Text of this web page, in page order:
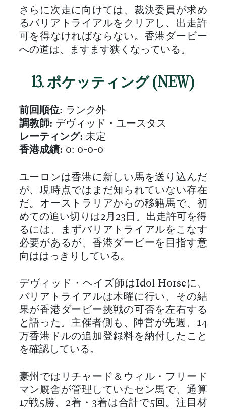
さらに次走に向けては、裁決委員が求め
るバリアトライアルをクリアし、出走許
可を得なければならない。香港ダービー
への道は、ますます狭くなっている。
13. ポケッティング (NEW)
前回順位: ランク外
調教師: デヴィッド・ユースタス
レーティング: 未定
香港成績: 0: 0-0-0
ユーロンは香港に新しい馬を送り込んだ
が、現時点ではまだ知られていない存在
だ。オーストラリアからの移籍馬で、初
めての追い切りは2月23日。出走許可を得
るには、まずバリアトライアルをこなす
必要があるが、香港ダービーを目指す意
向ははっきりしている。
デヴィッド・ヘイズ師はIdol Horseに、
バリアトライアルは木曜に行い、その結
果が香港ダービー挑戦の可否を左右する
と語った。主催者側も、陣営が先週、14
万香港ドルの追加登録料を納付したこと
を確認している。
豪州ではリチャード＆ウィル・フリード
マン厩舎が管理していたセン馬で、通算
17戦5勝、2着・3着は合計で5回。注目材